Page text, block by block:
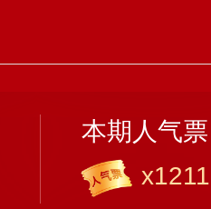
本期人气票
x1211